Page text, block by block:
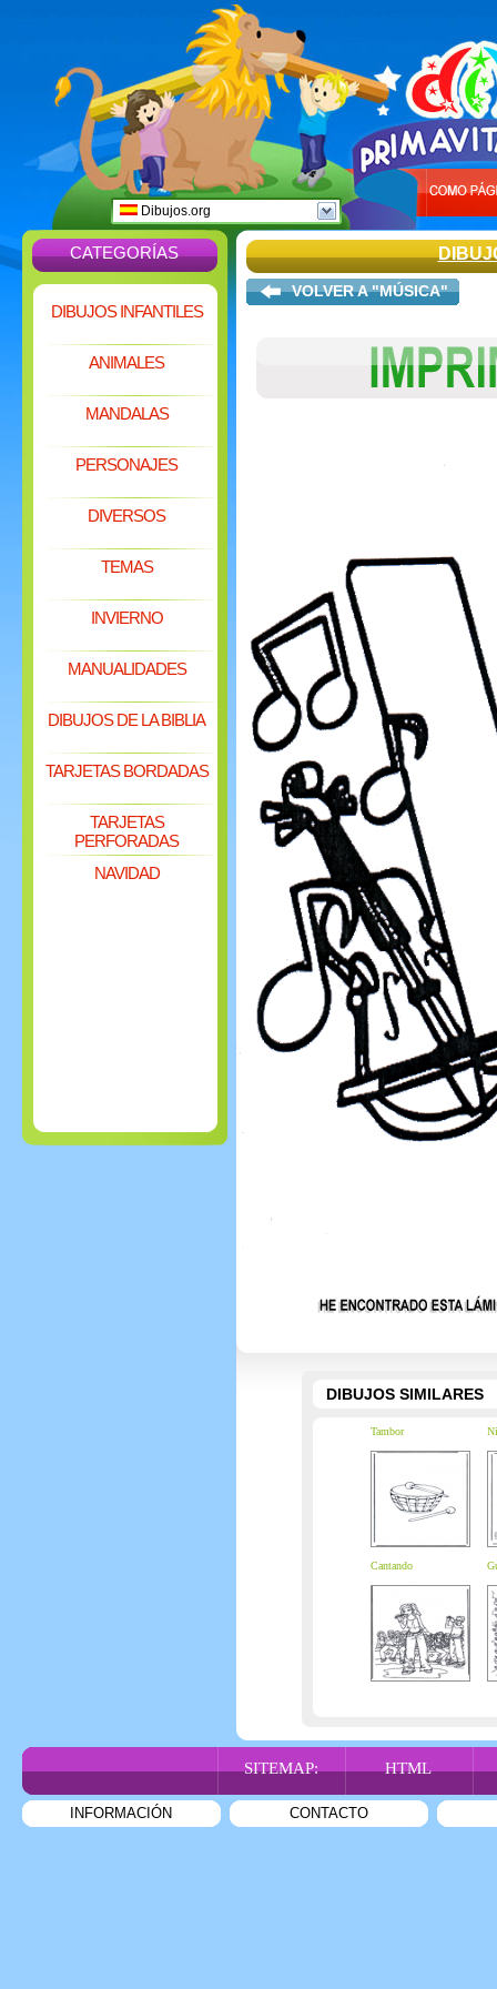
Dibujos.org
CATEGORÍAS
DIBUJOS INFANTILES
ANIMALES
MANDALAS
PERSONAJES
DIVERSOS
TEMAS
INVIERNO
MANUALIDADES
DIBUJOS DE LA BIBLIA
TARJETAS BORDADAS
TARJETAS
PERFORADAS
NAVIDAD
VOLVER A "MÚSICA"
DIBUJOS SIMILARES
Tambor
Cantando
SITEMAP: HTML
INFORMACIÓN CONTACTO